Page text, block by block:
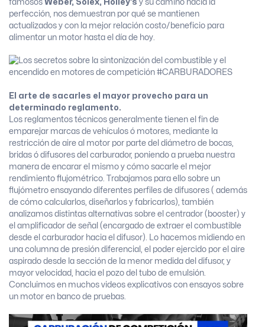
famosos Weber, Solex, Holley’s y su camino hacia la
perfección, nos demuestran por qué se mantienen
actualizados y con la mejor relación costo/beneficio para
alimentar un motor hasta el día de hoy.
El arte de sacarles el mayor provecho para un
determinado reglamento.
Los reglamentos técnicos generalmente tienen el fin de
emparejar marcas de vehículos ó motores, mediante la
restricción de aire al motor por parte del diámetro de bocas,
bridas ó difusores del carburador, poniendo a prueba nuestra
manera de encarar el mismo y cómo sacarle el mejor
rendimiento flujométrico. Trabajamos para ello sobre un
flujómetro ensayando diferentes perfiles de difusores ( además
de cómo calcularlos, diseñarlos y fabricarlos), también
analizamos distintas alternativas sobre el centrador (booster) y
el amplificador de señal (encargado de extraer el combustible
desde el carburador hacia el difusor). Lo hacemos midiendo en
una columna de presión diferencial, el poder ejercido por el aire
aspirado desde la sección de la menor medida del difusor, y
mayor velocidad, hacia el pozo del tubo de emulsión.
Concluimos en muchos videos explicativos con ensayos sobre
un motor en banco de pruebas.